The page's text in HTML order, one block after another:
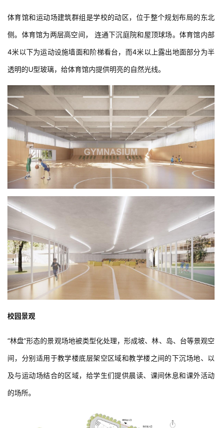
体育馆和运动场建筑群组是学校的动区，位于整个规划布局的东北
侧。体育馆为两层高空间， 连通下沉庭院和屋顶球场。体育馆内部
4米以下为运动设施墙面和阶梯看台，而4米以上露出地面部分为半
透明的U型玻璃，给体育馆内提供明亮的自然光线。
校园景观
“林盘”形态的景观场地被类型化处理，形成坡、林、岛、台等景观空
间，分别适用于教学楼底层架空区域和教学楼之间的下沉场地、以
及与运动场结合的区域，给学生们提供晨读、课间休息和课外活动
的场所。